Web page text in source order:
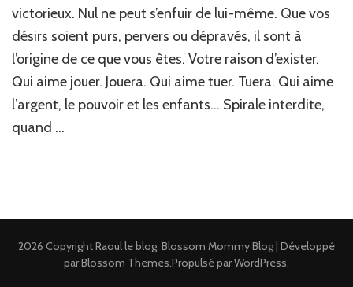
victorieux. Nul ne peut s’enfuir de lui-même. Que vos
désirs soient purs, pervers ou dépravés, il sont à
l’origine de ce que vous êtes. Votre raison d’exister.
Qui aime jouer. Jouera. Qui aime tuer. Tuera. Qui aime
l’argent, le pouvoir et les enfants… Spirale interdite,
quand …
2026 CopyrightRaoul le blog. Blossom Mommy Blog | Développé
parBlossom Themes.Propulsé parWordPress.